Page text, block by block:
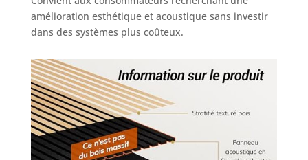
panneaux muraux
aspect bois sont
protection
renforcée afin que
le produit reste
intact pendant le
que vous recevrez
amélioration esthétique et acoustique sans investir
dans des systèmes plus coûteux.